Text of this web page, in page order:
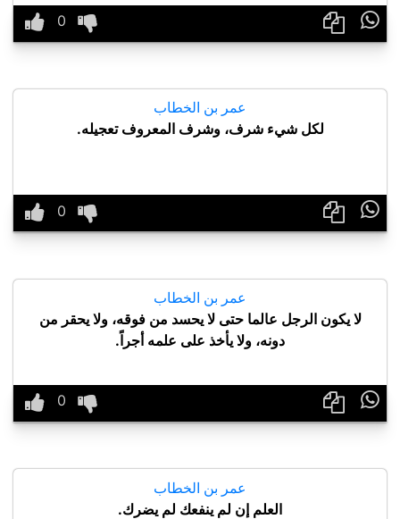

عمر بن الخطاب
لكل شيء شرف، وشرف المعروف تعجيله.

عمر بن الخطاب
لا يكون الرجل عالما حتى لا يحسد من فوقه، ولا يحقر من
دونه، ولا يأخذ على علمه أجراً.

عمر بن الخطاب
العلم إن لم ينفعك لم يضرك.